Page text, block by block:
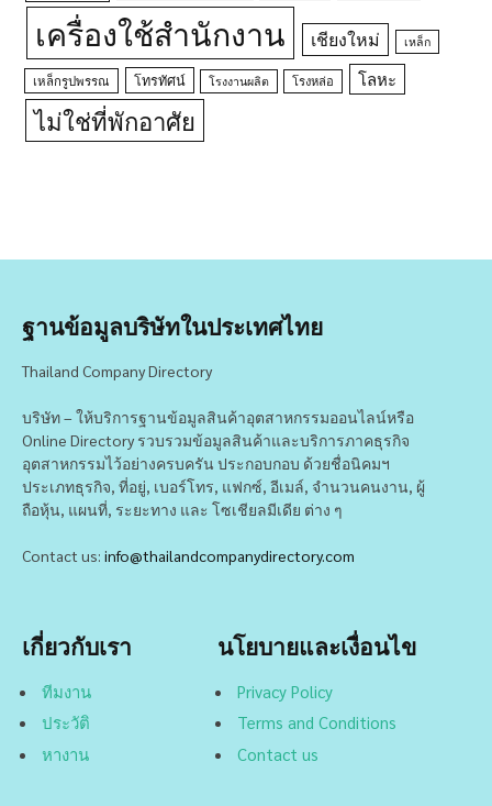
เครื่องใช้สำนักงาน เชียงใหม่ เหล็ก
เหล็กรูปพรรณ โทรทัศน์ โรงงานผลิต โรงหล่อ โลหะ
ไม่ใช่ที่พักอาศัย
ฐานข้อมูลบริษัทในประเทศไทย
Thailand Company Directory
บริษัท – ให้บริการฐานข้อมูลสินค้าอุตสาหกรรมออนไลน์หรือ
Online Directory รวบรวมข้อมูลสินค้าและบริการภาคธุรกิจ
อุตสาหกรรมไว้อย่างครบครัน ประกอบกอบ ด้วยชื่อนิคมฯ
ประเภทธุรกิจ, ที่อยู่, เบอร์โทร, แฟกซ์, อีเมล์, จำนวนคนงาน, ผู้
ถือหุ้น, แผนที่, ระยะทาง และ โซเชียลมีเดีย ต่าง ๆ
Contact us: info@thailandcompanydirectory.com
เกี่ยวกับเรา
ทีมงาน
ประวัติ
หางาน
นโยบายและเงื่อนไข
Privacy Policy
Terms and Conditions
Contact us